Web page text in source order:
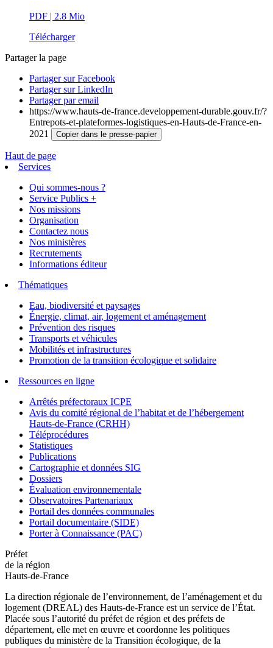
PDF | 2.8 Mio
Télécharger
Partager la page
Partager sur Facebook
Partager sur LinkedIn
Partager par email
https://www.hauts-de-france.developpement-durable.gouv.fr/?
Entrepots-et-plateformes-logistiques-en-Hauts-de-France-en-
2021
Copier dans le presse-papier
Haut de page
Services
Qui sommes-nous ?
Service Publics +
Nos missions
Organisation
Contactez nous
Nos ministères
Recrutements
Informations éditeur
Thématiques
Eau, biodiversité et paysages
Énergie, climat, air, logement et aménagement
Prévention des risques
Transports et véhicules
Mobilités et infrastructures
Promotion de la transition écologique et solidaire
Ressources en ligne
Arrêtés préfectoraux ICPE
Avis du comité régional de l’habitat et de l’hébergement
Hauts-de-France (CRHH)
Téléprocédures
Statistiques
Publications
Cartographie et données SIG
Dossiers
Évaluation environnementale
Observatoires Partenariaux
Portail des données communales
Portail documentaire (SIDE)
Porter à Connaissance (PAC)
Préfet
de la région
Hauts-de-France
La direction régionale de l’environnement, de l’aménagement et du
logement (DREAL) des Hauts-de-France est un service de l’État.
Placée sous l’autorité du préfet de région et des préfets de
département, elle met en œuvre et coordonne les politiques
publiques du ministère de la Transition écologique, de la